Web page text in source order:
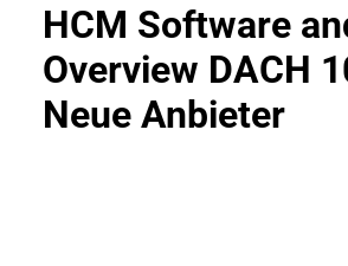
HCM Software
Overview DACH
Neue Anbieter